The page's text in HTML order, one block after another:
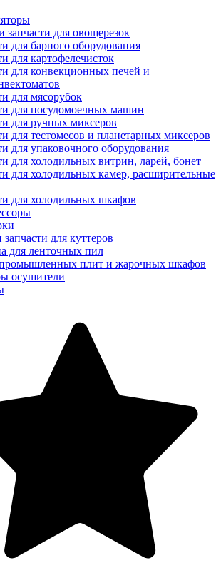
запчасти для овощерезок
для барного оборудования
для картофелечисток
для конвекционных печей и
для мясорубок
для посудомоечных машин
для ручных миксеров
для тестомесов и планетарных миксеров
для упаковочного оборудования
для холодильных витрин, ларей, бонет
для холодильных камер, расширительные
для холодильных шкафов
для куттеров
для ленточных пил
плит и жарочных шкафов
осушители